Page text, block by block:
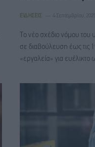
ΕΙΔΉΣΕΙΣ 4 Σεπτεμβρίου, 2025
Το νέο σχέδιο νόμου του
σε διαβούλευση έως τις
«εργαλεία» για